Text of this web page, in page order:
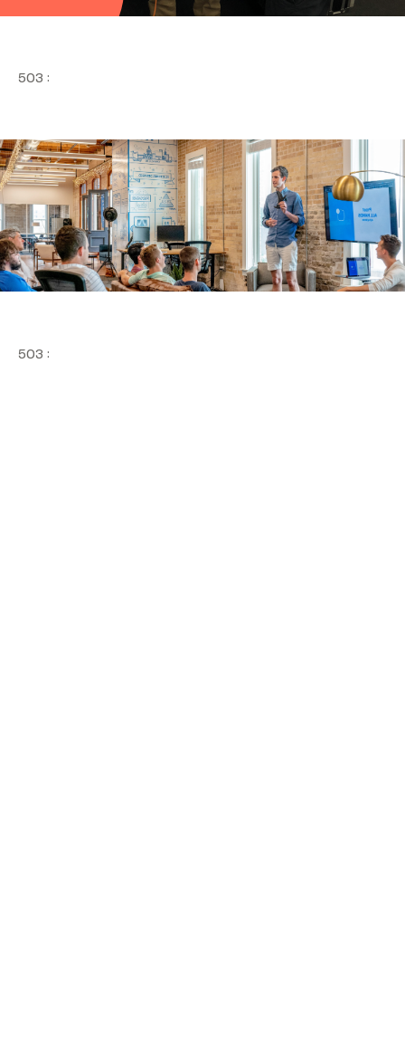
503 :
503 :